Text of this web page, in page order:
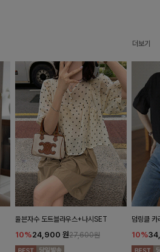
더보기
율븐자수 도트블라우스+나시SET
10%24,900 원27,600원
덤링클 카
10%